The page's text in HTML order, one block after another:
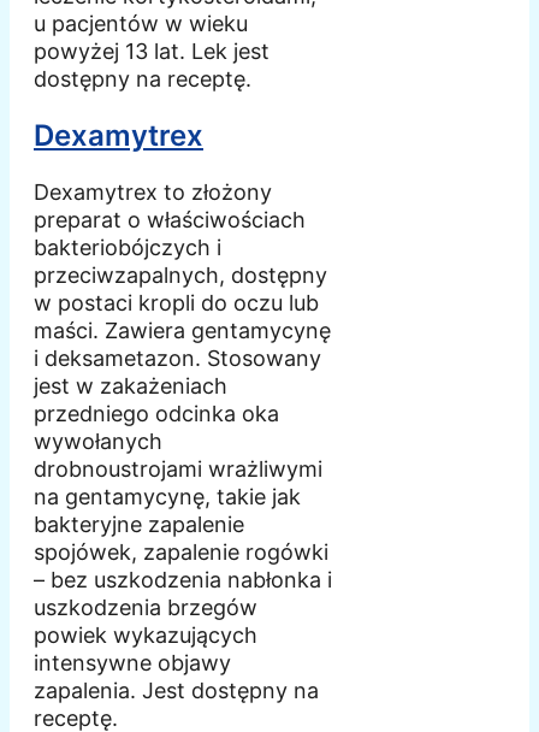
u pacjentów w wieku
powyżej 13 lat. Lek jest
dostępny na receptę.
Dexamytrex
Dexamytrex to złożony
preparat o właściwościach
bakteriobójczych i
przeciwzapalnych, dostępny
w postaci kropli do oczu lub
maści. Zawiera gentamycynę
i deksametazon. Stosowany
jest w zakażeniach
przedniego odcinka oka
wywołanych
drobnoustrojami wrażliwymi
na gentamycynę, takie jak
bakteryjne zapalenie
spojówek, zapalenie rogówki
– bez uszkodzenia nabłonka i
uszkodzenia brzegów
powiek wykazujących
intensywne objawy
zapalenia. Jest dostępny na
receptę.